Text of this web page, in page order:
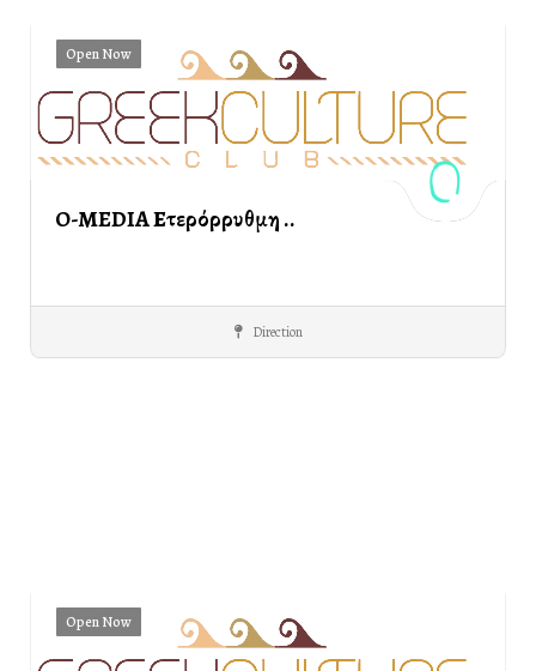
Open Now
O-MEDIA Ετερόρρυθμη ..
Direction
Open Now